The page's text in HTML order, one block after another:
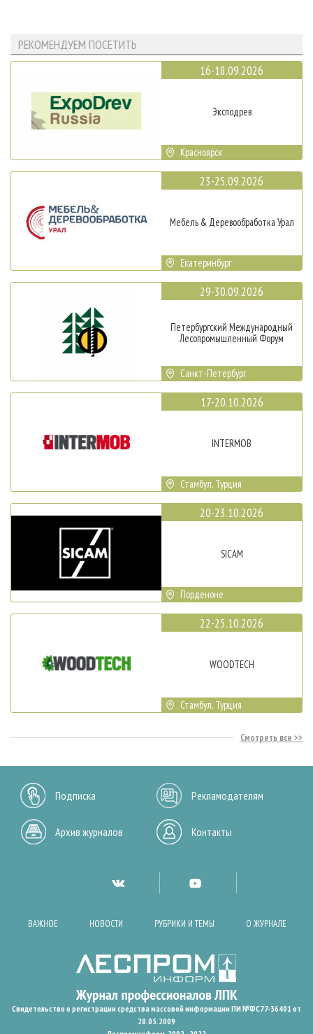
РЕКОМЕНДУЕМ ПОСЕТИТЬ
16-18.09.2026
Эксподрев
Красноярск
23-25.09.2026
Мебель & Деревообработка Урал
Екатеринбург
29-30.09.2026
Петербургский Международный
Лесопромышленный Форум
Санкт-Петербург
17-20.10.2026
INTERMOB
Стамбул, Турция
20-23.10.2026
SICAM
Порденоне
22-25.10.2026
WOODTECH
Стамбул, Турция
Смотреть все
Подписка Рекламодателям
Архив журналов Контакты
ВАЖНОЕ НОВОСТИ РУБРИКИ И ТЕМЫ О ЖУРНАЛЕ
Свидетельство о регистрации средства массовой информации ПИ №ФС77-36401 от
28.05.2009